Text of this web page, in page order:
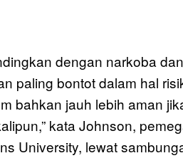
dengan narkoba
paling bontot dalam hal
bahkan jauh lebih aman
kata Johnson,
University, lewat